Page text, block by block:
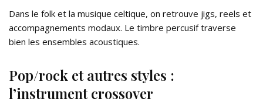
Dans le folk et la musique celtique, on retrouve jigs, reels et
accompagnements modaux. Le timbre percusif traverse
bien les ensembles acoustiques.
Pop/rock et autres styles :
l’instrument crossover